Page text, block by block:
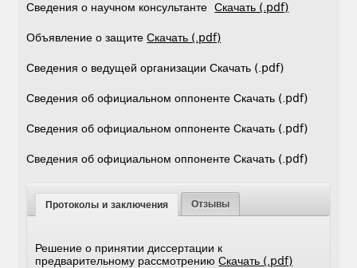
Сведения о научном консультантеСкачать (.pdf)
Объявление о защитеСкачать (.pdf)
Сведения о ведущей организации Скачать (.pdf)
Сведения об официальном оппоненте Скачать (.pdf)
Сведения об официальном оппоненте Скачать (.pdf)
Сведения об официальном оппоненте Скачать (.pdf)
Протоколы и заключения Отзывы
Решение о принятии диссертации к
предварительному рассмотрениюСкачать (.pdf)